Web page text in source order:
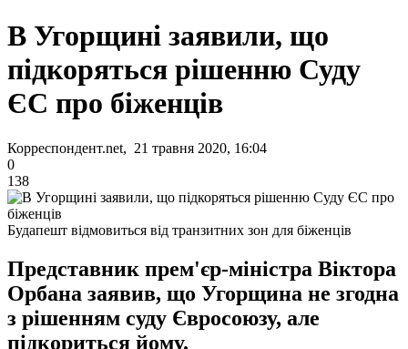
В Угорщині заявили, що
підкоряться рішенню Суду
ЄС про біженців
Корреспондент.net, 21 травня 2020, 16:04
0
138
Будапешт відмовиться від транзитних зон для біженців
Представник прем'єр-міністра Віктора
Орбана заявив, що Угорщина не згодна
з рішенням суду Євросоюзу, але
підкориться йому.